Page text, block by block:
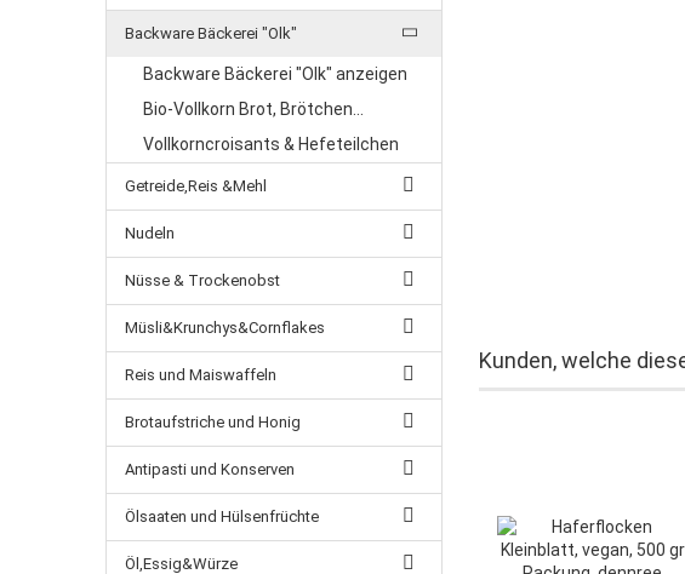
Kunden, welche
Backware Bäckerei "Olk"
Backware Bäckerei "Olk" anzeigen
Bio-Vollkorn Brot, Brötchen...
Vollkorncroisants & Hefeteilchen
Getreide,Reis &Mehl
Nudeln
Nüsse & Trockenobst
Müsli&Krunchys&Cornflakes
Reis und Maiswaffeln
Brotaufstriche und Honig
Antipasti und Konserven
Ölsaaten und Hülsenfrüchte
Öl,Essig&Würze